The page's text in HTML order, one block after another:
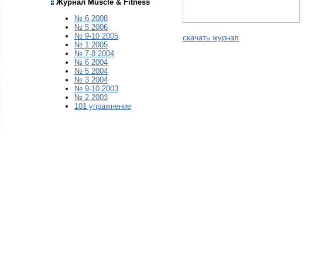
Журнал Muscle & Fitness
№ 6 2008
№ 5 2006
№ 9-10 2005
№ 1 2005
№ 7-8 2004
№ 6 2004
№ 5 2004
№ 3 2004
№ 9-10 2003
№ 2 2003
101 упражнение
скачать журнал